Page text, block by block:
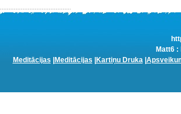
Matt6
Meditācijas
Meditācijas Kartiņu Druka|